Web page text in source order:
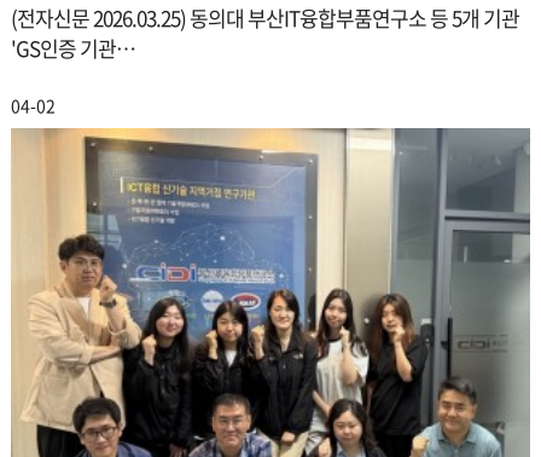
(전자신문 2026.03.25) 동의대 부산IT융합부품연구소 등 5개 기관
'GS인증 기관…
04-02